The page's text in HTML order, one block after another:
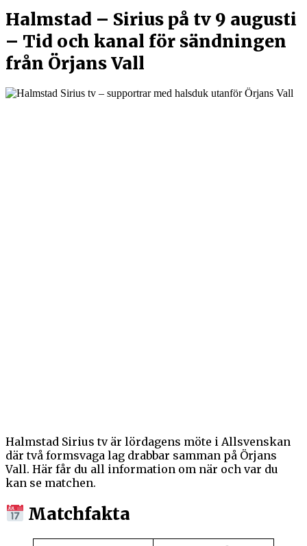
Halmstad – Sirius på tv 9 augusti
– Tid och kanal för sändningen
från Örjans Vall
Halmstad Sirius tv är lördagens möte i Allsvenskan
där två formsvaga lag drabbar samman på Örjans
Vall. Här får du all information om när och var du
kan se matchen.
Matchfakta